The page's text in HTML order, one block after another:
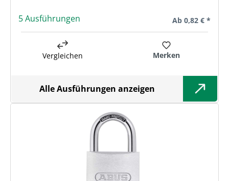
5 Ausführungen Regulärer Preis:
Ab 0,82 € *
Vergleichen Merken
Alle Ausführungen anzeigen